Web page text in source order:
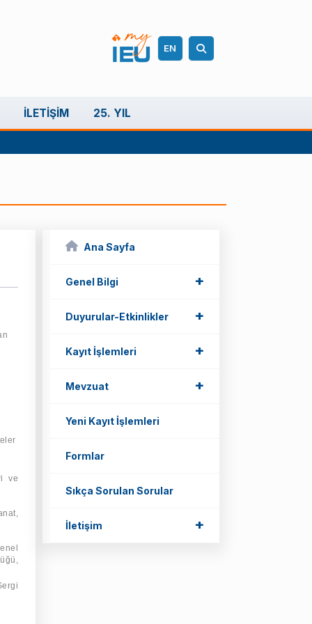
EN
İLETIŞIM 25. YIL
ve
Ana Sayfa
Genel Bilgi +
+
Duyurular-Etkinlikler +
+
Kayıt İşlemleri +
+
Mevzuat +
+
Yeni Kayıt İşlemleri
Formlar
Sıkça Sorulan Sorular
İletişim +
+